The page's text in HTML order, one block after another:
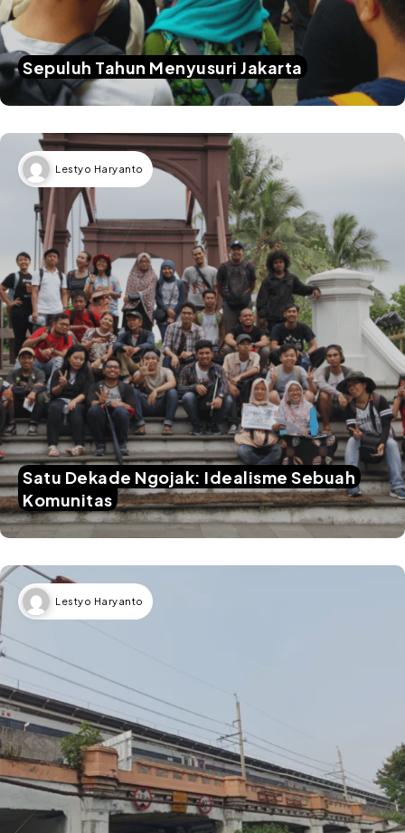
Sepuluh Tahun Menyusuri Jakarta
Lestyo Haryanto
Satu Dekade Ngojak: Idealisme Sebuah
Komunitas
Lestyo Haryanto